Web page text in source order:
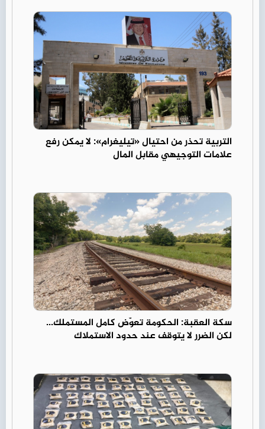
التربية تحذر من احتيال «تيليغرام»: لا يمكن رفع
علامات التوجيهي مقابل المال
سكة العقبة: الحكومة تعوّض كامل المستملك...
لكن الضرر لا يتوقف عند حدود الاستملاك